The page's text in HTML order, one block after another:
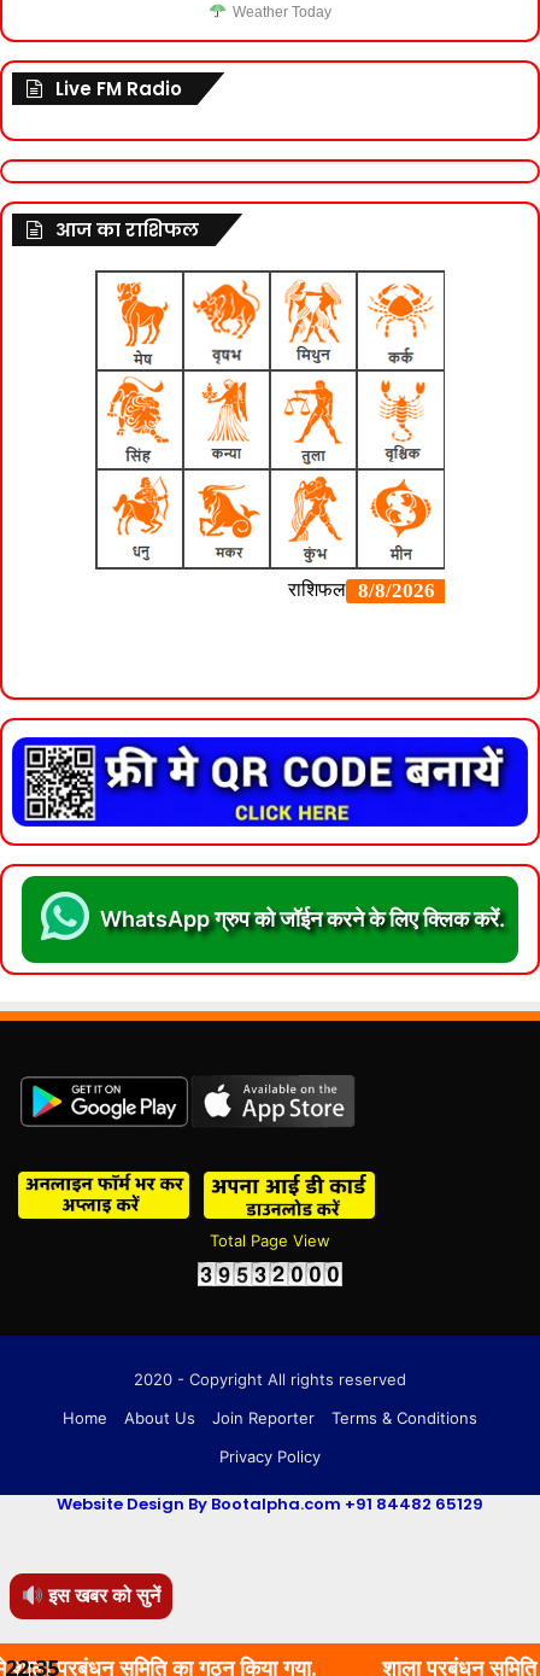
इस खबर को सुनें
Weather Today
Live FM Radio
आज का राशिफल
WhatsApp ग्रुप को जॉईन करने के लिए क्लिक करें.
Total Page View
2020 - Copyright All rights reserved
Home
About Us Join Reporter
Terms & Conditions
Privacy Policy
Website Design By Bootalpha.com +91 84482 65129
समिति का गठन किया गया. शाला प्रबंधन समिति का
22:35